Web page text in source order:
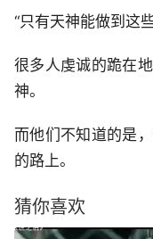
“只有天神能做到这
很多人虔诚的跪在
神。
而他们不知道的是
的路上。
猜你喜欢